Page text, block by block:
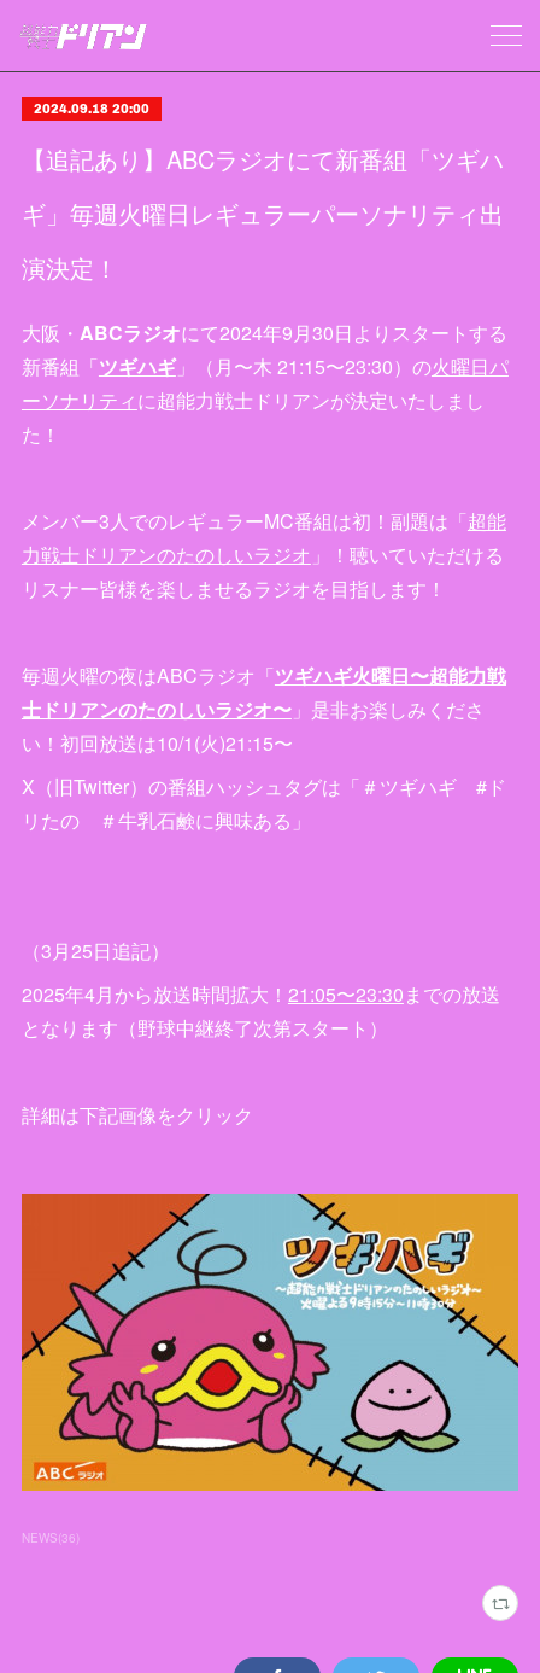
2024.09.18 20:00
【追記あり】ABCラジオにて新番組「ツギハ
ギ」毎週火曜日レギュラーパーソナリティ出
演決定！
大阪・ ABCラジオにて2024年9月30日よりスタートする
新番組「ツギハギ」（月〜木 21:15〜23:30）の火曜日パ
ーソナリティに超能力戦士ドリアンが決定いたしまし
た！
メンバー3人でのレギュラーMC番組は初！副題は「超能
力戦士ドリアンのたのしいラジオ 」！聴いていただける
リスナー皆様を楽しませるラジオを目指します！
毎週火曜の夜はABCラジオ「ツギハギ火曜日〜超能力戦
士ドリアンのたのしいラジオ〜」是非お楽しみくださ
い！初回放送は10/1(火)21:15〜
X（旧Twitter）の番組ハッシュタグは「＃ツギハギ #ド
リたの ＃牛乳石鹸に興味ある」
（3月25日追記）
2025年4月から放送時間拡大！ 21:05〜23:30までの放送
となります（野球中継終了次第スタート）
詳細は下記画像をクリック
NEWS(36)